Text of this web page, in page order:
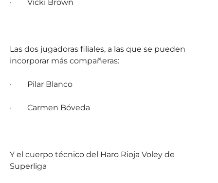
· Vicki Brown
Las dos jugadoras filiales, a las que se pueden
incorporar más compañeras:
· Pilar Blanco
· Carmen Bóveda
Y el cuerpo técnico del Haro Rioja Voley de
Superliga